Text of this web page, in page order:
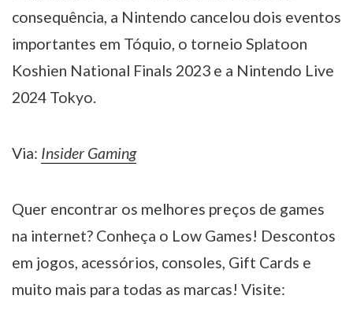
consequência, a Nintendo cancelou dois eventos
importantes em Tóquio, o torneio Splatoon
Koshien National Finals 2023 e a Nintendo Live
2024 Tokyo.
Via: Insider Gaming
Quer encontrar os melhores preços de games
na internet? Conheça o Low Games! Descontos
em jogos, acessórios, consoles, Gift Cards e
muito mais para todas as marcas! Visite: